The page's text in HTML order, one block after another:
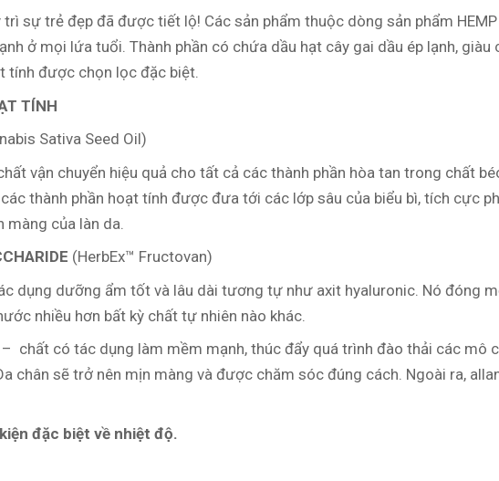
sự trẻ đẹp đã được tiết lộ! Các sản phẩm thuộc dòng sản phẩm
ở mọi lứa tuổi. Thành phần có chứa dầu hạt cây gai dầu ép lạnh,
tính được chọn lọc đặc biệt.
TÍNH
Sativa Seed Oil)
vận chuyển hiệu quả cho tất cả các thành phần hòa tan trong chất
thành phần hoạt tính được đưa tới các lớp sâu của biểu bì, tích cực
của làn da.
(HerbEx™ Fructovan)
dụng dưỡng ẩm tốt và lâu dài tương tự như axit hyaluronic. Nó đóng
nhiều hơn bất kỳ chất tự nhiên nào khác.
chất có tác dụng làm mềm mạnh, thúc đẩy quá trình đào thải các mô
chân sẽ trở nên mịn màng và được chăm sóc đúng cách. Ngoài ra,
đặc biệt về nhiệt độ.